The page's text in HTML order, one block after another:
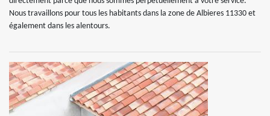
Nous travaillons pour tous les habitants dans la zone de Albieres 11330 et
également dans les alentours.